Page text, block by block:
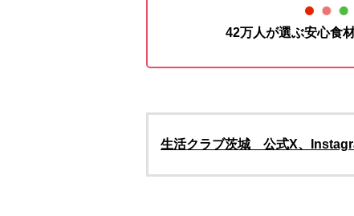
42万人が選ぶ安心食
生活クラブ茨城 公式X、